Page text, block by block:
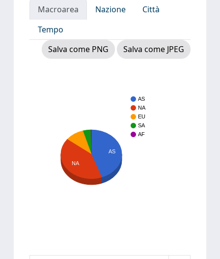
Macroarea Nazione
Città
Tempo
Salva come PNG
Salva come JPEG
AS
NA
EU
SA
AF
AS
NA